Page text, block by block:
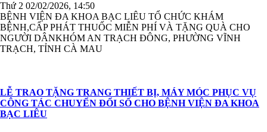
Thứ 2 02/02/2026, 14:50
BỆNH VIỆN ĐA KHOA BẠC LIÊU TỔ CHỨC KHÁM
BỆNH,CẤP PHÁT THUỐC MIỄN PHÍ VÀ TẶNG QUÀ CHO
NGƯỜI DÂNKHÓM AN TRẠCH ĐÔNG, PHƯỜNG VĨNH
TRẠCH, TỈNH CÀ MAU
LỄ TRAO TẶNG TRANG THIẾT BỊ, MÁY MÓC PHỤC VỤ
CÔNG TÁC CHUYỂN ĐỔI SỐ CHO BỆNH VIỆN ĐA KHOA
BẠC LIÊU